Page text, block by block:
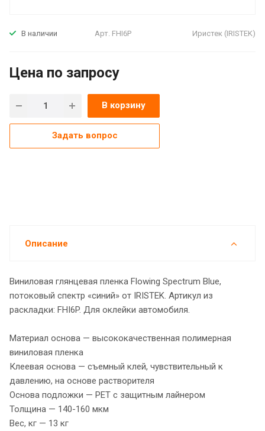
В наличии Арт. FHI6P Иристек (IRISTEK)
Цена по запросу
В корзину
Задать вопрос
Описание
Виниловая глянцевая пленка Flowing Spectrum Blue,
потоковый спектр «синий» от IRISTEK. Артикул из
раскладки: FHI6P. Для оклейки автомобиля.
Материал основа — высококачественная полимерная
виниловая пленка
Клеевая основа — съемный клей, чувствительный к
давлению, на основе растворителя
Основа подложки — PET с защитным лайнером
Толщина — 140-160 мкм
Вес, кг — 13 кг